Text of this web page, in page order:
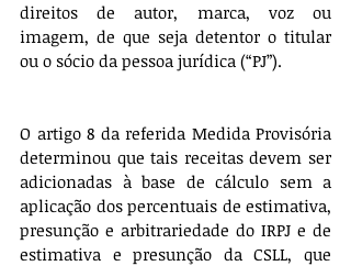
direitos de autor, marca, voz ou
imagem, de que seja detentor o titular
ou o sócio da pessoa jurídica (“PJ”).
O artigo 8 da referida Medida Provisória
determinou que tais receitas devem ser
adicionadas à base de cálculo sem a
aplicação dos percentuais de estimativa,
presunção e arbitrariedade do IRPJ e de
estimativa e presunção da CSLL, que